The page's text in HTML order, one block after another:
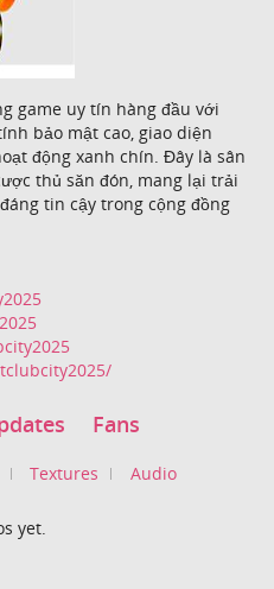
game uy tín hàng đầu với
bảo mật cao, giao diện
động xanh chín. Đây là sân
thủ săn đón, mang lại trải
tin cậy trong cộng đồng
Fans
Textures Audio
yet.